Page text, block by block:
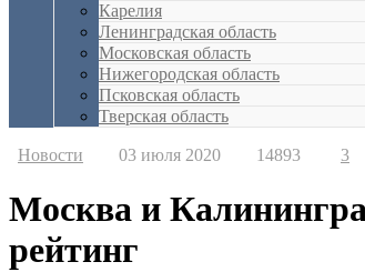
Карелия
Ленинградская область
Московская область
Нижегородская область
Псковская область
Тверская область
Новости 03 июля 2020 14893 3
Москва и
рейтинг